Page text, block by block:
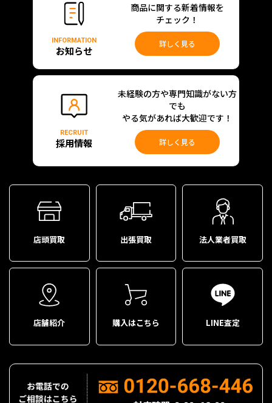
INFORMATION
お知らせ
商品に関する新着情報を
チェック！
詳しく見る
RECRUIT
採用情報
未経験の方や専門知識がない方
でも
やる気があれば大歓迎です！
詳しく見る
店頭買取 出張買取 法人業者買取
店舗紹介 購入はこちら LINE査定